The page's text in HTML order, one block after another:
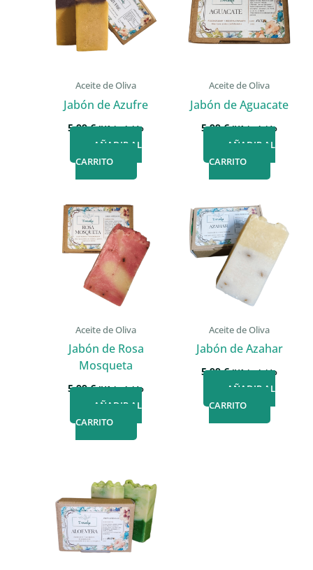
Aceite de Oliva
Jabón de Azufre
5,99€ IVA incluido
AÑADIR AL
CARRITO
Aceite de Oliva
Jabón de Aguacate
5,99€ IVA incluido
AÑADIR AL
CARRITO
Aceite de Oliva
Jabón de Rosa
Mosqueta
5,99€ IVA incluido
AÑADIR AL
CARRITO
Aceite de Oliva
Jabón de Azahar
5,99€ IVA incluido
AÑADIR AL
CARRITO